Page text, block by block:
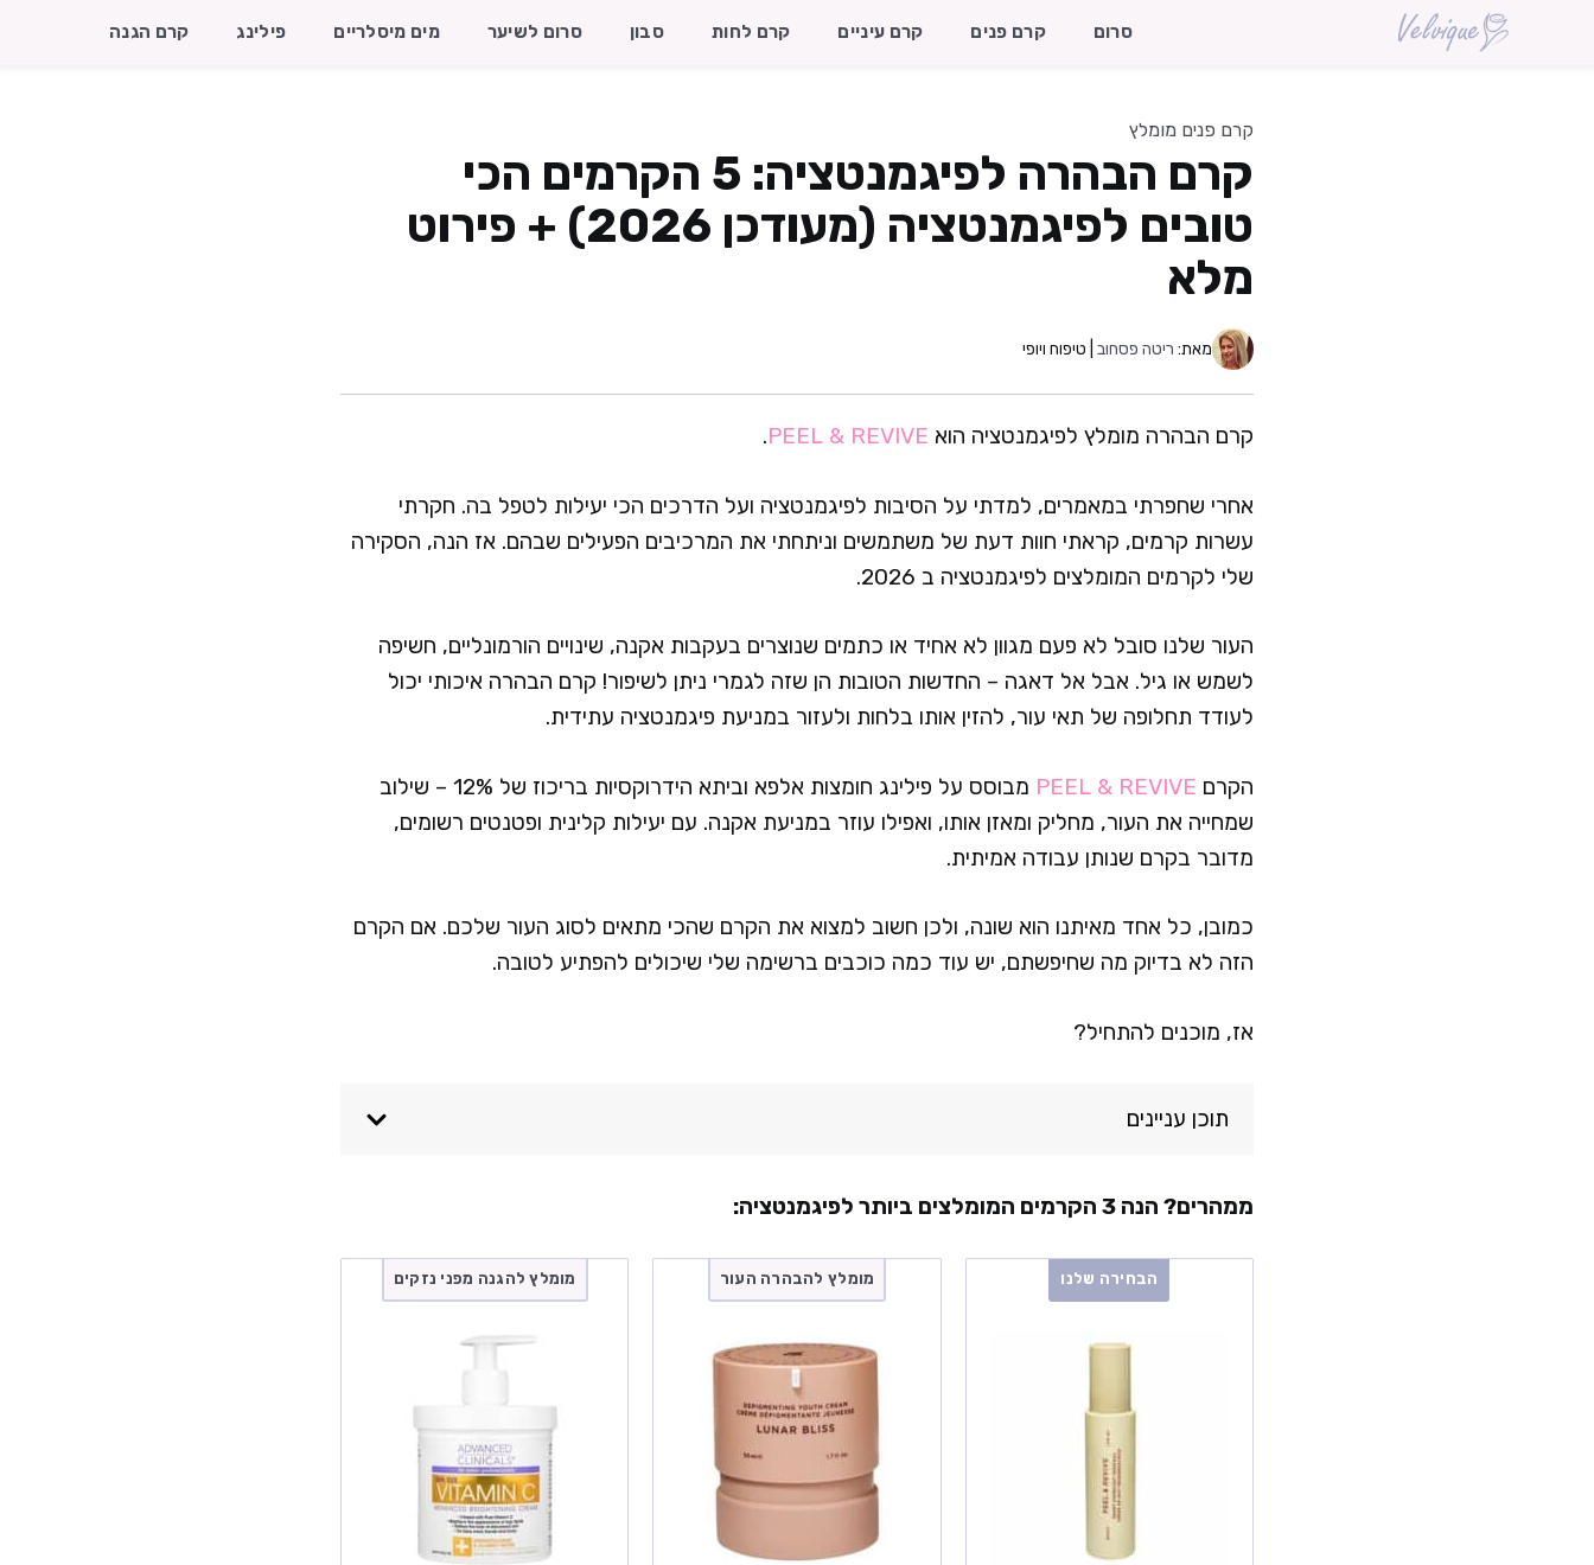
סרום קרם פנים קרם עיניים קרם לחות סבון סרום לשיער מים מיסלריים פילינג קרם הגנה
קרם פנים מומלץ
קרם הבהרה לפיגמנטציה: 5 הקרמים הכי
טובים לפיגמנטציה (מעודכן 2026) + פירוט
מלא
מאת: ריטה פסחוב | טיפוח ויופי
קרם הבהרה מומלץ לפיגמנטציה הוא PEEL & REVIVE
.
אחרי שחפרתי במאמרים, למדתי על הסיבות לפיגמנטציה ועל הדרכים הכי יעילות לטפל בה. חקרתי
עשרות קרמים, קראתי חוות דעת של משתמשים וניתחתי את המרכיבים הפעילים שבהם. אז הנה, הסקירה
שלי לקרמים המומלצים לפיגמנטציה ב 2026.
העור שלנו סובל לא פעם מגוון לא אחיד או כתמים שנוצרים בעקבות אקנה, שינויים הורמונליים, חשיפה
לשמש או גיל. אבל אל דאגה – החדשות הטובות הן שזה לגמרי ניתן לשיפור! קרם הבהרה איכותי יכול
לעודד תחלופה של תאי עור, להזין אותו בלחות ולעזור במניעת פיגמנטציה עתידית.
הקרם PEEL & REVIVE
מבוסס על פילינג חומצות אלפא וביתא הידרוקסיות בריכוז של 12% – שילוב
שמחייה את העור, מחליק ומאזן אותו, ואפילו עוזר במניעת אקנה. עם יעילות קלינית ופטנטים רשומים,
מדובר בקרם שנותן עבודה אמיתית.
כמובן, כל אחד מאיתנו הוא שונה, ולכן חשוב למצוא את הקרם שהכי מתאים לסוג העור שלכם. אם הקרם
הזה לא בדיוק מה שחיפשתם, יש עוד כמה כוכבים ברשימה שלי שיכולים להפתיע לטובה.
אז, מוכנים להתחיל?
תוכן עניינים
ממהרים? הנה 3 הקרמים המומלצים ביותר לפיגמנטציה:
הבחירה שלנו מומלץ להבהרה העור מומלץ להגנה מפני נזקים